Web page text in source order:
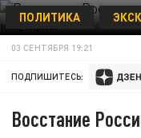
ПОЛИТИКА
03 СЕНТЯБРЯ 19:21
ПОДПИШИТЕСЬ:
Восстание